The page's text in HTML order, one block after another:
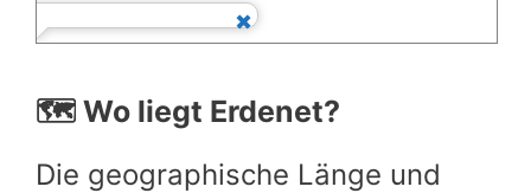
🗺️ Wo liegt Erdenet?
Die geographische Länge und